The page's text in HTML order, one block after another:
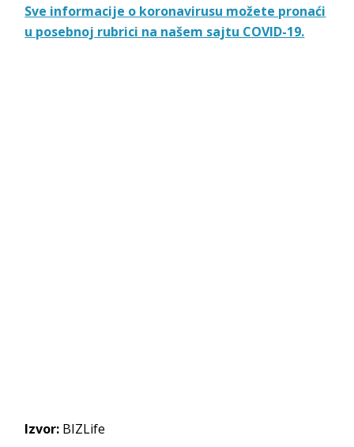
Sve informacije o koronavirusu možete pronaći
u posebnoj rubrici na našem sajtu COVID-19.
Izvor: BIZLife